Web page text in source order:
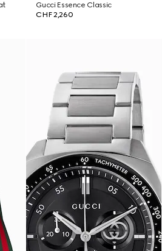
Gucci Essence Classic
CHF 2,260